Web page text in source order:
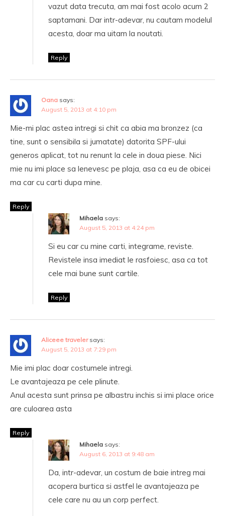
vazut data trecuta, am mai fost acolo acum 2
saptamani. Dar intr-adevar, nu cautam modelul
acesta, doar ma uitam la noutati.
Reply
Oana says:
August 5, 2013 at 4:10 pm
Mie-mi plac astea intregi si chit ca abia ma bronzez (ca
tine, sunt o sensibila si jumatate) datorita SPF-ului
generos aplicat, tot nu renunt la cele in doua piese. Nici
mie nu imi place sa lenevesc pe plaja, asa ca eu de obicei
ma car cu carti dupa mine.
Reply
Mihaela says:
August 5, 2013 at 4:24 pm
Si eu car cu mine carti, integrame, reviste.
Revistele insa imediat le rasfoiesc, asa ca tot
cele mai bune sunt cartile.
Reply
Aliceee traveler says:
August 5, 2013 at 7:29 pm
Mie imi plac doar costumele intregi.
Le avantajeaza pe cele plinute.
Anul acesta sunt prinsa pe albastru inchis si imi place orice
are culoarea asta
Reply
Mihaela says:
August 6, 2013 at 9:48 am
Da, intr-adevar, un costum de baie intreg mai
acopera burtica si astfel le avantajeaza pe
cele care nu au un corp perfect.